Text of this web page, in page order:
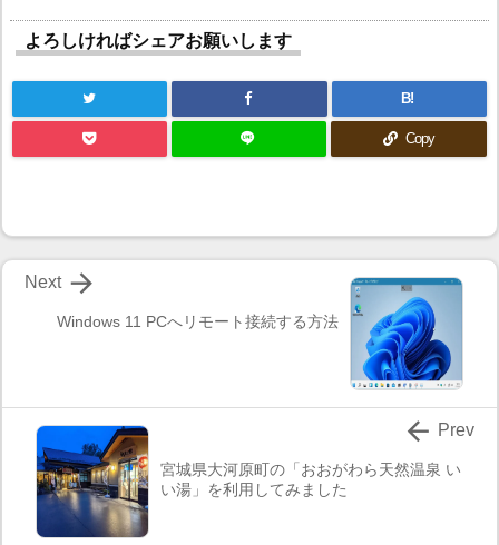
よろしければシェアお願いします
B!
Copy
Windows 11 PCへリモート接続する方法

Next
宮城県大河原町の「おおがわら天然温泉 い
い湯」を利用してみました
 Prev